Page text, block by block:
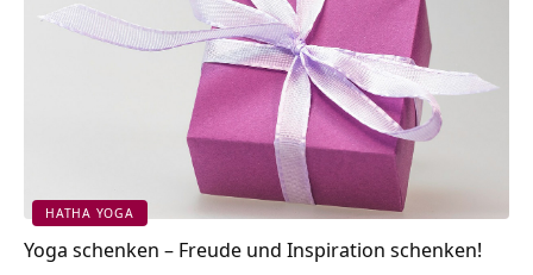
HATHA YOGA
Yoga schenken – Freude und Inspiration schenken!